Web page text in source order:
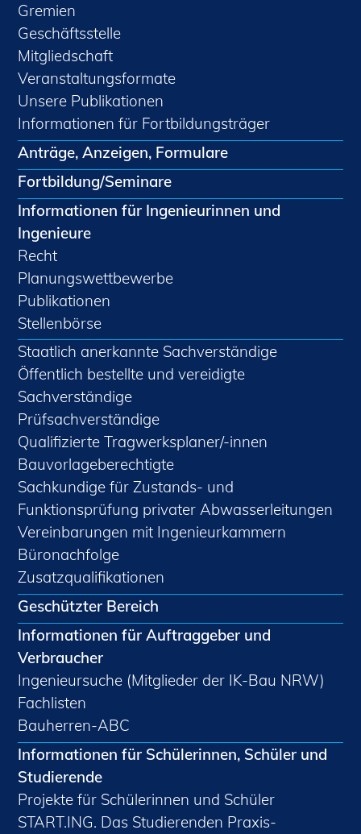
Gremien
Geschäftsstelle
Mitgliedschaft
Veranstaltungsformate
Unsere Publikationen
Informationen für Fortbildungsträger
Anträge, Anzeigen, Formulare
Fortbildung/Seminare
Informationen für Ingenieurinnen und
Ingenieure
Recht
Planungswettbewerbe
Publikationen
Stellenbörse
Staatlich anerkannte Sachverständige
Öffentlich bestellte und vereidigte
Sachverständige
Prüfsachverständige
Qualifizierte Tragwerksplaner/-innen
Bauvorlageberechtigte
Sachkundige für Zustands- und
Funktionsprüfung privater Abwasserleitungen
Vereinbarungen mit Ingenieurkammern
Büronachfolge
Zusatzqualifikationen
Geschützter Bereich
Informationen für Auftraggeber und
Verbraucher
Ingenieursuche (Mitglieder der IK-Bau NRW)
Fachlisten
Bauherren-ABC
Informationen für Schülerinnen, Schüler und
Studierende
Projekte für Schülerinnen und Schüler
START.ING. Das Studierenden Praxis-